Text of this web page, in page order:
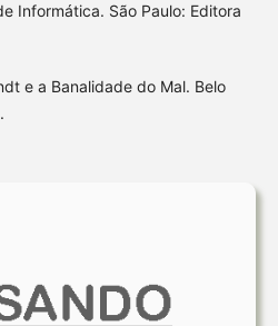
Informática. São Paulo: Editora
e a Banalidade do Mal. Belo